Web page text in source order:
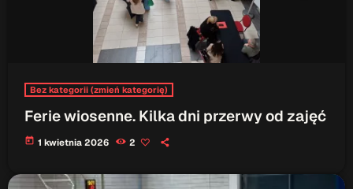
Bez kategorii (zmień kategorię)
Ferie wiosenne. Kilka dni przerwy od zajęć
today 1 kwietnia 2026 2